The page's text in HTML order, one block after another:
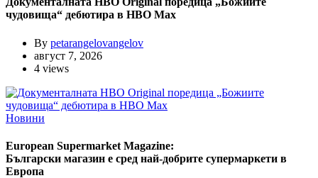
чудовища“ дебютира в HBO Max
By petarangelovangelov
август 7, 2026
4 views
Новини
European Supermarket Magazine:
Български магазин е сред най-добрите супермаркети в
Европа